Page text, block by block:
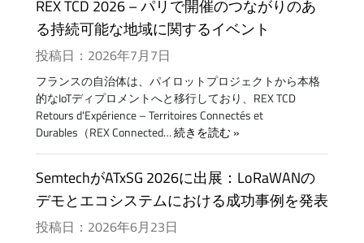
REX TCD 2026 – パリで開催のつながりのあ
る持続可能な地域に関するイベント
投稿日：2026年7月7日
フランスの自治体は、パイロットプロジェクトから本格
的なIoTディプロメントへと移行しており、REX TCD
Retours d'Expérience – Territoires Connectés et
Durables（REX Connected…続きを読む
SemtechがATxSG 2026に出展：LoRaWANの
デモとエコシステムにおける成功事例を発表
投稿日：2026年6月23日